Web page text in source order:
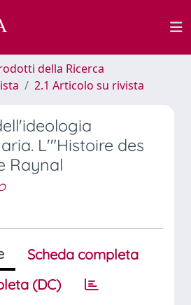
della Ricerca
2.1 Articolo su rivista
L'"Histoire des
Raynal
Scheda completa
(DC)